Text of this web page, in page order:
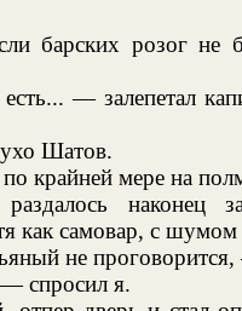
барских розог не
— залепетал
Шатов.
крайней мере на
наконец
как самовар, с
не
спросил я.